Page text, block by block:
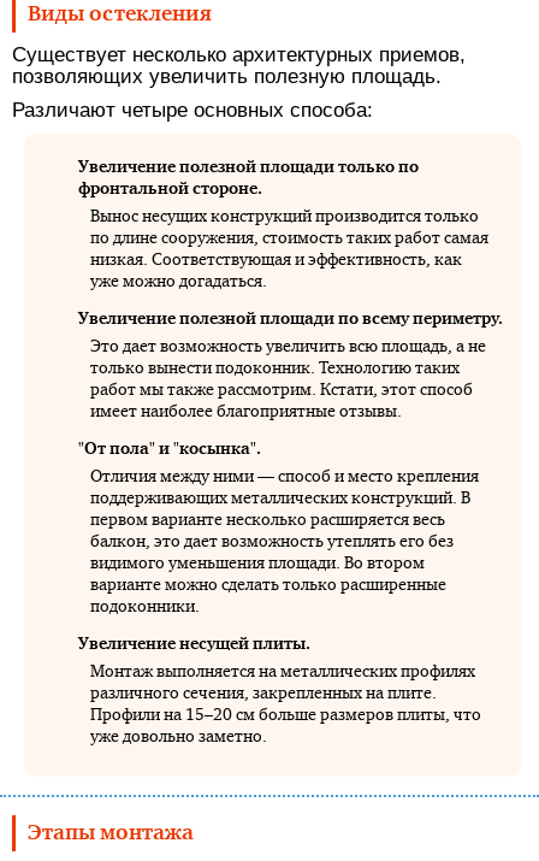
Виды остекления
Существует несколько архитектурных приемов,
позволяющих увеличить полезную площадь.
Различают четыре основных способа:
Увеличение полезной площади только по
фронтальной стороне.
Вынос несущих конструкций производится только
по длине сооружения, стоимость таких работ самая
низкая. Соответствующая и эффективность, как
уже можно догадаться.
Увеличение полезной площади по всему периметру.
Это дает возможность увеличить всю площадь, а не
только вынести подоконник. Технологию таких
работ мы также рассмотрим. Кстати, этот способ
имеет наиболее благоприятные отзывы.
"От пола" и "косынка".
Отличия между ними — способ и место крепления
поддерживающих металлических конструкций. В
первом варианте несколько расширяется весь
балкон, это дает возможность утеплять его без
видимого уменьшения площади. Во втором
варианте можно сделать только расширенные
подоконники.
Увеличение несущей плиты.
Монтаж выполняется на металлических профилях
различного сечения, закрепленных на плите.
Профили на 15–20 см больше размеров плиты, что
уже довольно заметно.
Этапы монтажа